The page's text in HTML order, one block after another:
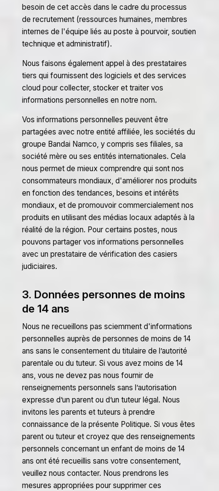
besoin de cet accès dans le cadre du processus
de recrutement (ressources humaines, membres
internes de l'équipe liés au poste à pourvoir, soutien
technique et administratif).
Nous faisons également appel à des prestataires
tiers qui fournissent des logiciels et des services
cloud pour collecter, stocker et traiter vos
informations personnelles en notre nom.
Vos informations personnelles peuvent être
partagées avec notre entité affiliée, les sociétés du
groupe Bandai Namco, y compris ses filiales, sa
société mère ou ses entités internationales. Cela
nous permet de mieux comprendre qui sont nos
consommateurs mondiaux, d'améliorer nos produits
en fonction des tendances, besoins et intérêts
mondiaux, et de promouvoir commercialement nos
produits en utilisant des médias locaux adaptés à la
réalité de la région. Pour certains postes, nous
pouvons partager vos informations personnelles
avec un prestataire de vérification des casiers
judiciaires.
3. Données personnes de moins
de 14 ans
Nous ne recueillons pas sciemment d'informations
personnelles auprès de personnes de moins de 14
ans sans le consentement du titulaire de l’autorité
parentale ou du tuteur. Si vous avez moins de 14
ans, vous ne devez pas nous fournir de
renseignements personnels sans l’autorisation
expresse d’un parent ou d’un tuteur légal. Nous
invitons les parents et tuteurs à prendre
connaissance de la présente Politique. Si vous êtes
parent ou tuteur et croyez que des renseignements
personnels concernant un enfant de moins de 14
ans ont été recueillis sans votre consentement,
veuillez nous contacter. Nous prendrons les
mesures appropriées pour supprimer ces